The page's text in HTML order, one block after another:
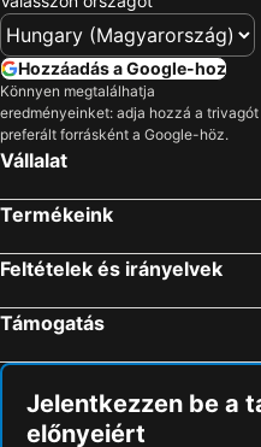
Hozzáadás a Google-hoz
Könnyen megtalálhatja
eredményeinket: adja hozzá a trivagót
preferált forrásként a Google-höz.
Vállalat
Termékeink
Feltételek és irányelvek
Támogatás
Jelentkezzen be a
előnyeiért